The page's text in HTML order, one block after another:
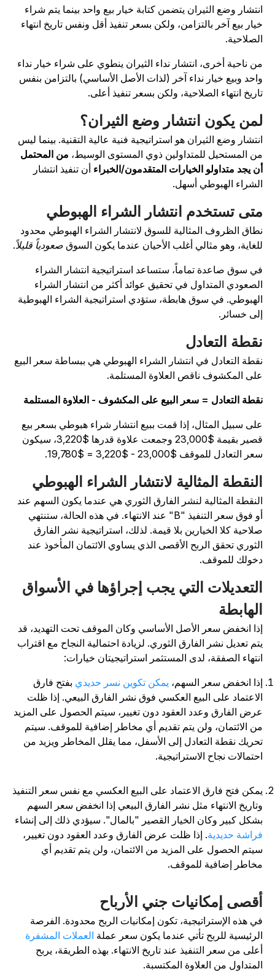
وضع الثيران يتضمن كتابة خيار بيع واحد بينما يتم شراء
بيع آخر بالتزامن، ولكن بسعر تنفيذ أقل ونفس تاريخ انتهاء
ناحية أخرى، انتشار نداء الثيران ينطوي على شراء خيار نداء
وبيع خيار نداء آخر (لذات الأصل الأساسي) بالتزامن بنفس
انتهاء الصلاحية، ولكن بسعر تنفيذ أعلى.
يكون انتشار وضع الثيران؟
وضع الثيران هو استراتيجية فنية عالية التقنية. بينما ليس
المستحيل للمتداولين ذوي المستوى الوسيط،من المحتمل
يجد متداولو الخيارات المتقدمون/الخبراءأن تنفيذ انتشار
الهبوطي أسهل.
تستخدم انتشار الشراء الهبوطي
الظروف المثالية للسوق لانتشار الشراء الهبوطي محدود
وهو مثالي أغلب الأحيان عندما يكون السوقصعودياً قليلاً.
سوق صاعدة تماماً، ستساعد استراتيجية انتشار الشراء
المتداول في تحقيق عوائد أكثر من انتشار الشراء
في سوق هابطة، ستؤدي استراتيجية الشراء الهبوطية
خسائر.
التعادل
التعادل في انتشار الشراء الهبوطي هي ببساطة سعر البيع
المكشوف ناقص العلاوة المستلمة.
التعادل = سعر البيع على المكشوف - العلاوة المستلمة
سبيل المثال، إذا قمت ببيع انتشار شراء هبوطي بسعر بيع
قصير بقيمة $23,000 وجمعت علاوة قدرها $3,220، سيكون
التعادل للموقف $23,000 - $3,220 = $19,780.
المثالية لانتشار الشراء الهبوطي
المثالية لنشر الفارق الثوري هي عندما يكون السهم عند
أو فوق سعر التنفيذ "B" عند الانتهاء. في هذه الحالة، ستنتهي
كلا الخيارين بلا قيمة. لذلك، استراتيجية نشر الفارق
تحقق الربح الأقصى الذي يساوي الائتمان المأخوذ عند
للموقف.
التي يجب إجراؤها في الأسواق
انخفض سعر الأصل الأساسي وكان الموقف تحت التهديد، قد
تعديل نشر الفارق الثوري. لزيادة احتمالية النجاح مع اقتراب
الصفقة، لدى المستثمر استراتيجيتان خيارات:
انخفض سعر السهم،يمكن تكوين نسر حديديبفتح فارق
على البيع العكسي فوق نشر الفارق البيعي. إذا ظلت
الفارق وعدد العقود دون تغيير، سيتم الحصول على المزيد
الائتمان، ولن يتم تقديم أي مخاطر إضافية للموقف. سيتم
نقطة التعادل إلى الأسفل، مما يقلل المخاطر ويزيد من
نجاح الاستراتيجية.
فتح فارق الاعتماد على البيع العكسي مع نفس سعر التنفيذ
الانتهاء مثل نشر الفارق البيعي إذا انخفض سعر السهم
كبير وكان الخيار القصير "بالمال". سيؤدي ذلك إلى إنشاء
حديدية. إذا ظلت عرض الفارق وعدد العقود دون تغيير،
الحصول على المزيد من الائتمان، ولن يتم تقديم أي
إضافية للموقف.
إمكانيات جني الأرباح
هذه الإستراتيجية، تكون إمكانيات الربح محدودة. الفرصة
للربح تأتي عندما يكون سعر عملةالعملات المشفرة
من سعر التنفيذ عند تاريخ الانتهاء. بهذه الطريقة، يربح
من العلاوة المكتسبة.